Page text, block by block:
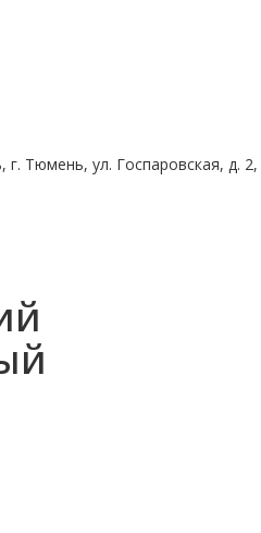
Тюмень, ул. Госпаровская, д. 2,